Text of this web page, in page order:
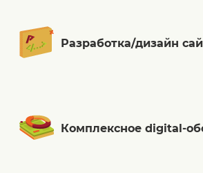
Разработка/дизайн
Комплексное digital-